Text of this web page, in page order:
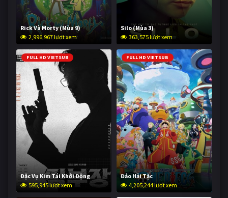
Rick Và Morty (Mùa 9)
2,996,967 lượt xem
Silo (Mùa 3)
363,575 lượt xem
FULL HD VIETSUB
Đặc Vụ Kim Tái Khởi Động
595,945 lượt xem
FULL HD VIETSUB
Đảo Hải Tặc
4,205,244 lượt xem